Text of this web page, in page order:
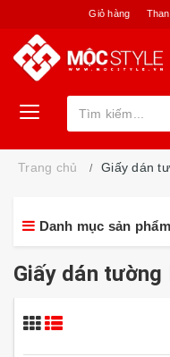
Giỏ hàng
Trang chủ Giấy dán
Danh mục sản phẩm
Giấy dán tường